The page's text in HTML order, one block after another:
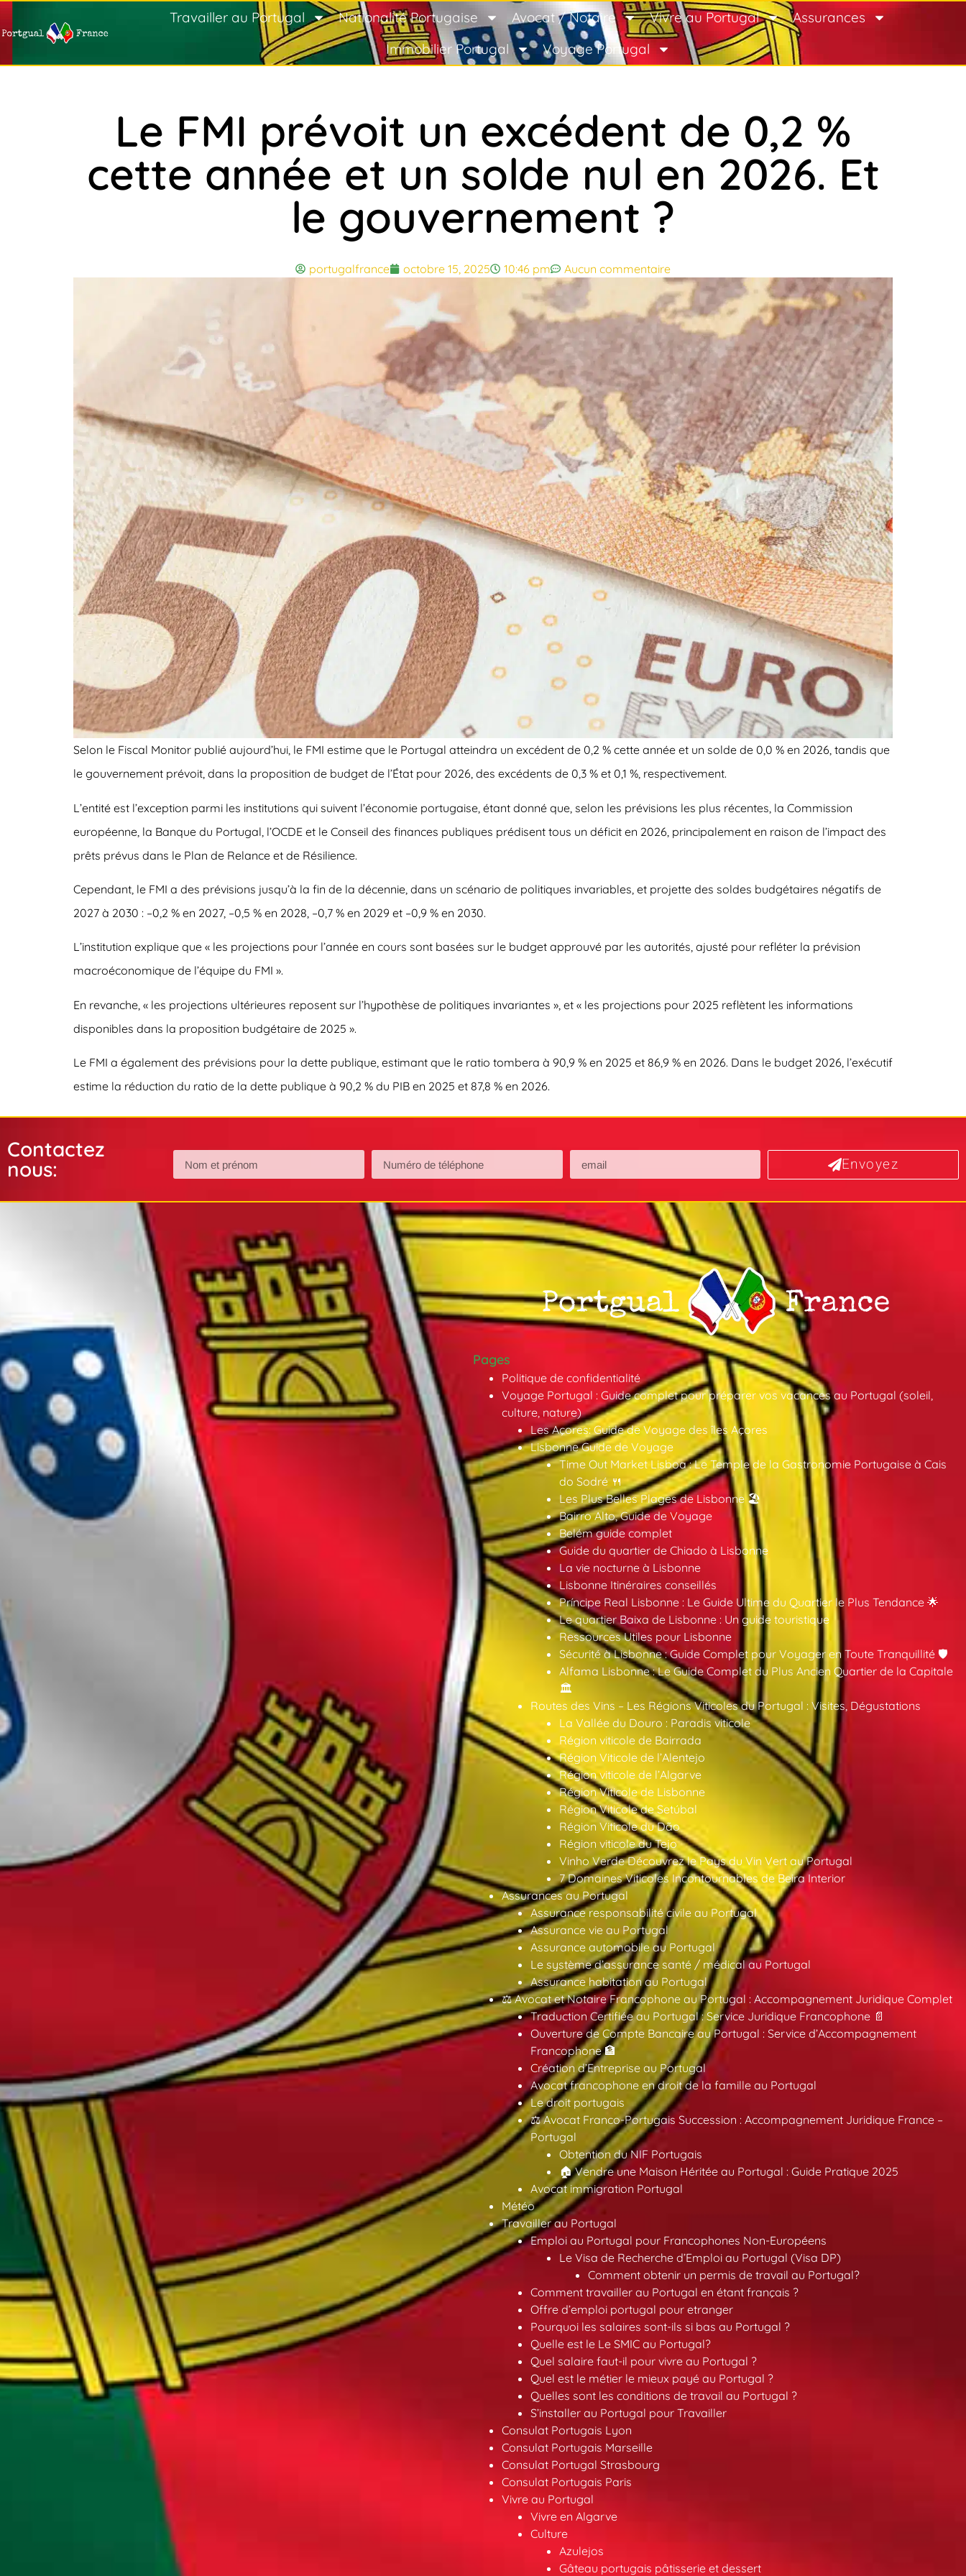
Travailler au Portugal Nationalité Portugaise Avocat / Notaire Vivre au Portugal
Assurances
Immobilier Portugal
Voyage Portugal
Le FMI prévoit un excédent de 0,2 %
cette année et un solde nul en 2026. Et
le gouvernement ?
portugalfrance octobre 15, 2025 10:46 pm Aucun commentaire
Selon le Fiscal Monitor publié aujourd’hui, le FMI estime que le Portugal atteindra un excédent de 0,2 % cette année et un solde de 0,0 % en 2026, tandis que
le gouvernement prévoit, dans la proposition de budget de l’État pour 2026, des excédents de 0,3 % et 0,1 %, respectivement.
L’entité est l’exception parmi les institutions qui suivent l’économie portugaise, étant donné que, selon les prévisions les plus récentes, la Commission
européenne, la Banque du Portugal, l’OCDE et le Conseil des finances publiques prédisent tous un déficit en 2026, principalement en raison de l’impact des
prêts prévus dans le Plan de Relance et de Résilience.
Cependant, le FMI a des prévisions jusqu’à la fin de la décennie, dans un scénario de politiques invariables, et projette des soldes budgétaires négatifs de
2027 à 2030 : –0,2 % en 2027, –0,5 % en 2028, –0,7 % en 2029 et –0,9 % en 2030.
L’institution explique que « les projections pour l’année en cours sont basées sur le budget approuvé par les autorités, ajusté pour refléter la prévision
macroéconomique de l’équipe du FMI ».
En revanche, « les projections ultérieures reposent sur l’hypothèse de politiques invariantes », et « les projections pour 2025 reflètent les informations
disponibles dans la proposition budgétaire de 2025 ».
Le FMI a également des prévisions pour la dette publique, estimant que le ratio tombera à 90,9 % en 2025 et 86,9 % en 2026. Dans le budget 2026, l’exécutif
estime la réduction du ratio de la dette publique à 90,2 % du PIB en 2025 et 87,8 % en 2026.
Contactez
nous:
Envoyez
Pages
Politique de confidentialité
Voyage Portugal : Guide complet pour préparer vos vacances au Portugal (soleil,
culture, nature)
Les Açores: Guide de Voyage des îles Açores
Lisbonne Guide de Voyage
Time Out Market Lisboa : Le Temple de la Gastronomie Portugaise à Cais
do Sodré 🍴
Les Plus Belles Plages de Lisbonne 🏖️
Bairro Alto, Guide de Voyage
Belém guide complet
Guide du quartier de Chiado à Lisbonne
La vie nocturne à Lisbonne
Lisbonne Itinéraires conseillés
Príncipe Real Lisbonne : Le Guide Ultime du Quartier le Plus Tendance 🌟
Le quartier Baixa de Lisbonne : Un guide touristique
Ressources Utiles pour Lisbonne
Sécurité à Lisbonne : Guide Complet pour Voyager en Toute Tranquillité 🛡️
Alfama Lisbonne : Le Guide Complet du Plus Ancien Quartier de la Capitale
🏛️
Routes des Vins – Les Régions Viticoles du Portugal : Visites, Dégustations
La Vallée du Douro : Paradis viticole
Région viticole de Bairrada
Région Viticole de l’Alentejo
Région viticole de l’Algarve
Région Viticole de Lisbonne
Région Viticole de Setúbal
Région Viticole du Dão
Région viticole du Tejo
Vinho Verde Découvrez le Pays du Vin Vert au Portugal
7 Domaines Viticoles Incontournables de Beira Interior
Assurances au Portugal
Assurance responsabilité civile au Portugal
Assurance vie au Portugal
Assurance automobile au Portugal
Le système d’assurance santé / médical au Portugal
Assurance habitation au Portugal
⚖️ Avocat et Notaire Francophone au Portugal : Accompagnement Juridique Complet
Traduction Certifiée au Portugal : Service Juridique Francophone 📄
Ouverture de Compte Bancaire au Portugal : Service d’Accompagnement
Francophone 🏦
Création d’Entreprise au Portugal
Avocat francophone en droit de la famille au Portugal
Le droit portugais
⚖️ Avocat Franco-Portugais Succession : Accompagnement Juridique France –
Portugal
Obtention du NIF Portugais
🏠 Vendre une Maison Héritée au Portugal : Guide Pratique 2025
Avocat immigration Portugal
Météo
Travailler au Portugal
Emploi au Portugal pour Francophones Non-Européens
Le Visa de Recherche d’Emploi au Portugal (Visa DP)
Comment obtenir un permis de travail au Portugal?
Comment travailler au Portugal en étant français ?
Offre d’emploi portugal pour etranger
Pourquoi les salaires sont-ils si bas au Portugal ?
Quelle est le Le SMIC au Portugal?
Quel salaire faut-il pour vivre au Portugal ?
Quel est le métier le mieux payé au Portugal ?
Quelles sont les conditions de travail au Portugal ?
S’installer au Portugal pour Travailler
Consulat Portugais Lyon
Consulat Portugais Marseille
Consulat Portugal Strasbourg
Consulat Portugais Paris
Vivre au Portugal
Vivre en Algarve
Culture
Azulejos
Gâteau portugais pâtisserie et dessert